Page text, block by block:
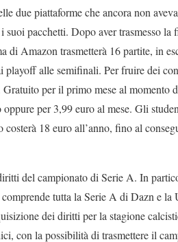
due piattaforme che ancora non
suoi pacchetti. Dopo aver trasmesso la
di Amazon trasmetterà 16 partite, in
playoff alle semifinali. Per fruire dei
per il primo mese al momento
per 3,99 euro al mese. Gli
18 euro all’anno, fino al
del campionato di Serie A. In
tutta la Serie A di Dazn e la
dei diritti per la stagione
con la possibilità di trasmettere il